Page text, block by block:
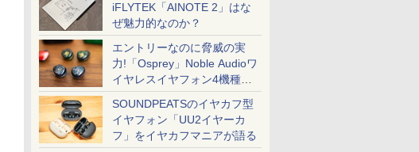
iFLYTEK「AINOTE 2」はな
ぜ魅力的なのか？
エントリーなのに脅威の実
力!「Osprey」Noble Audioワ
イヤレスイヤフォン4機種を
一気に聴く
SOUNDPEATSのイヤカフ型
イヤフォン「UU2イヤーカ
フ」をイヤカフマニアが語る